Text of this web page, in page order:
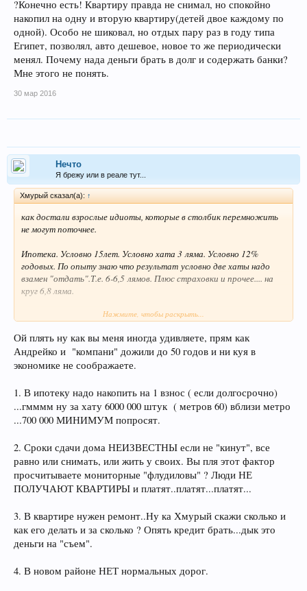
в год пересматривать)). Любой переезд это агенту и тп...
Имеем в первом случае свое 100% жилье, во втором чемодан с
трусами, старого сожителя и ничтожную сумму деревянными на
невнятном счету, учитывая нашу инфляцию вообще не
понятную. Цена жилья через 15лет с 4 до.....хер знает сколько
лямов -с нашей инфляцией
?Конечно есть! Квартиру правда не снимал, но спокойно
накопил на одну и вторую квартиру(детей двое каждому по
одной). Особо не шиковал, но отдых пару раз в году типа
Египет, позволял, авто дешевое, новое то же периодически
менял. Почему нада деньги брать в долг и содержать банки?
Мне этого не понять.
30 мар 2016
Нечто
Я брежу или в реале тут...
Хмурый сказал(а): ↑
как достали взрослые идиоты, которые в столбик перемножить
не могут поточнее.
Ипотека. Условно 15лет. Условно хата 3 ляма. Условно 12%
годовых. По опыту знаю что результат условно две хаты надо
взамен "отдать".Т.е. 6-6,5 лямов. Плюс страховки и прочее.... на
круг 6,8 ляма.
Теперь сьем. 15 лет*12 месяцев* условно 20 000рэ=3 600 000р. И
в год пересматривать)). Любой переезд это агенту и тп...
Имеем в первом случае свое 100% жилье, во втором чемодан с
невнятном счету, учитывая нашу инфляцию вообще не
понятную. Цена жилья через 15лет с 4 до.....хер знает сколько
лямов -с нашей инфляцией
Нажмите, чтобы раскрыть...
Ой плять ну как вы меня иногда удивляете, прям как
Андрейко и "компани" дожили до 50 годов и ни куя в
экономике не соображаете.
1. В ипотеку надо накопить на 1 взнос ( если долгосрочно)
...гмммм ну за хату 6000 000 штук ( метров 60) вблизи метро
...700 000 МИНИМУМ попросят.
2. Сроки сдачи дома НЕИЗВЕСТНЫ если не "кинут", все
равно или снимать, или жить у своих. Вы пля этот фактор
просчитываете мониторные "флудиловы" ? Люди НЕ
ПОЛУЧАЮТ КВАРТИРЫ и платят..платят...платят...
3. В квартире нужен ремонт..Ну ка Хмурый скажи сколько и
как его делать и за сколько ? Опять кредит брать...дык это
деньги на "съем".
4. В новом районе НЕТ нормальных дорог.